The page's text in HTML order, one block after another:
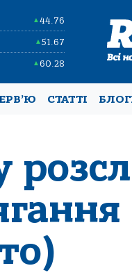
▲44.76
▲51.67
▲60.28
СТАТТІ